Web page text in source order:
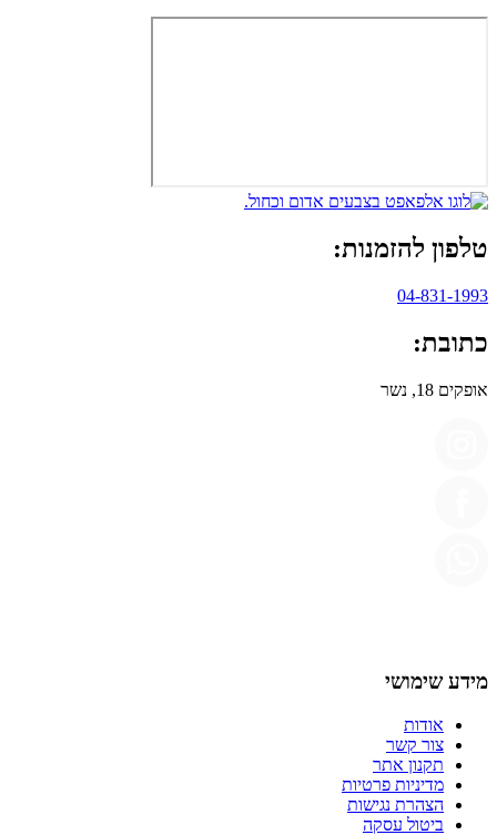
טלפון להזמנות:
04-831-1993
כתובת:
אופקים 18, נשר
מידע שימושי
אודות
צור קשר
תקנון אתר
מדיניות פרטיות
הצהרת נגישות
ביטול עסקה